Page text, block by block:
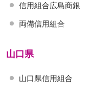
信用組合広島商銀
両備信用組合
山口県
山口県信用組合